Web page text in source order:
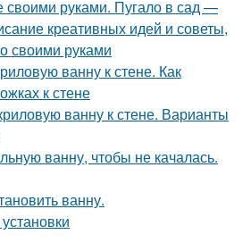
своими руками. Пугало в сад —
креативных идей и советы,
своими руками
ванну к стене. Как
к стене
ванну к стене. Варианты
ванну, чтобы не качалась.
ванну.